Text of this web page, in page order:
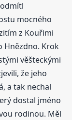
mocného
z Kouřimi
Hnězdno. Krok
věšteckými
že jeho
a tak nechal
dostal jméno
rodinou. Měl